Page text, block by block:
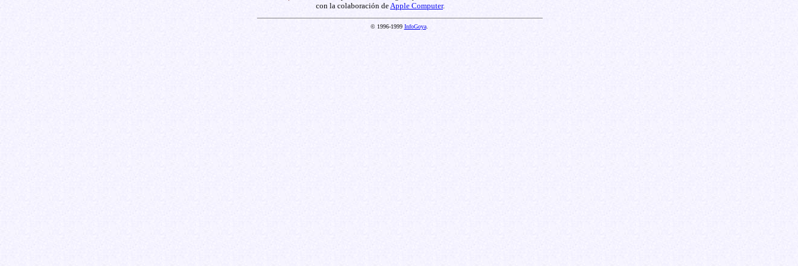
con la colaboración deApple Computer.
© 1996-1999 InfoGoya.